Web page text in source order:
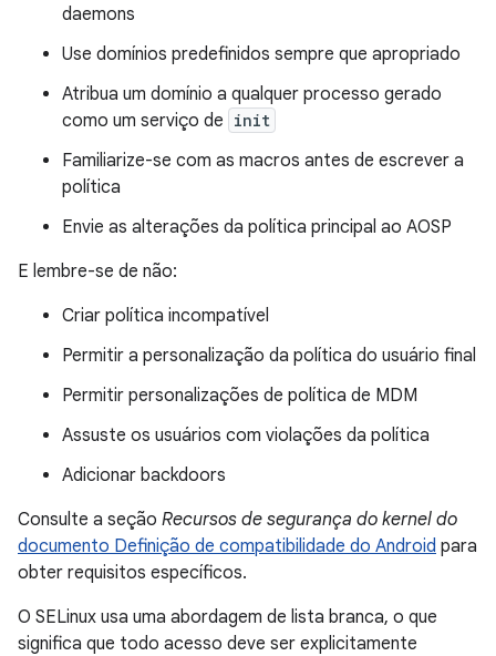
daemons
Use domínios predefinidos sempre que apropriado
Atribua um domínio a qualquer processo gerado
como um serviço de init
Familiarize-se com as macros antes de escrever a
política
Envie as alterações da política principal ao AOSP
E lembre-se de não:
Criar política incompatível
Permitir a personalização da política do usuário final
Permitir personalizações de política de MDM
Assuste os usuários com violações da política
Adicionar backdoors
Consulte a seção Recursos de segurança do kernel do
documento Definição de compatibilidade do Android para
obter requisitos específicos.
O SELinux usa uma abordagem de lista branca, o que
significa que todo acesso deve ser explicitamente